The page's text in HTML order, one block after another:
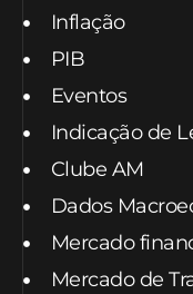
Inflação
PIB
Eventos
Indicação de
Clube AM
Dados
Mercado
Mercado de